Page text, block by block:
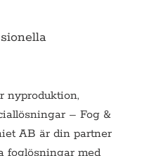
nyproduktion,
– Fog &
AB är din partner